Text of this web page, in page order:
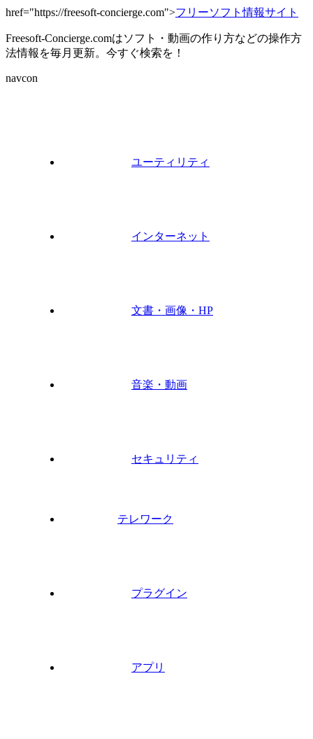
href="https://freesoft-concierge.com">フリーソフト情報サイト
Freesoft-Concierge.comはソフト・動画の作り方などの操作方
法情報を毎月更新。今すぐ検索を！
navcon
ユーティリティ
インターネット
文書・画像・HP
音楽・動画
セキュリティ
テレワーク
プラグイン
アプリ